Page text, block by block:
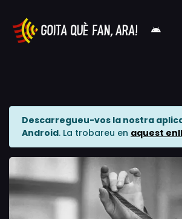
Descarregueu-vos la nostra
Android. La trobareu en aquest